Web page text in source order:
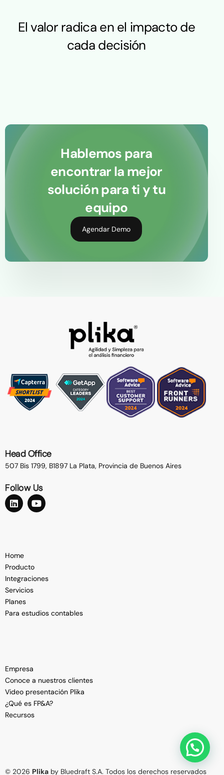
El valor radica en el impacto de
cada decisión
Hablemos para
encontrar la mejor
solución para ti y tu
equipo
Agendar Demo
Head Office
507 Bis 1799, B1897 La Plata, Provincia de Buenos Aires
Follow Us
Home
Producto
Integraciones
Servicios
Planes
Para estudios contables
Empresa
Conoce a nuestros clientes
Video presentación Plika
¿Qué es FP&A?
Recursos
© 2026 Plika by Bluedraft S.A. Todos los derechos reservados